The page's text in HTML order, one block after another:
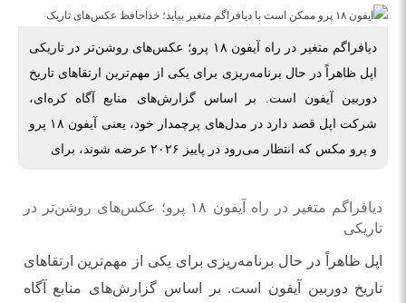
دیافراگم متغیر در راه آیفون ۱۸ پرو؛ عکس‌های روشن‌تر در تاریکی
اپل ظاهراً در حال برنامه‌ریزی برای یکی از مهم‌ترین ارتقاهای تاریخ
دوربین آیفون است. بر اساس گزارش‌های منابع آگاه کره‌ای،
شرکت اپل قصد دارد در مدل‌های پرچمدار خود، یعنی آیفون ۱۸ پرو
و پرو مکس که انتظار می‌رود در پاییز ۲۰۲۶ عرضه شوند، برای
دیافراگم متغیر در راه آیفون ۱۸ پرو؛ عکس‌های روشن‌تر در
تاریکی
اپل ظاهراً در حال برنامه‌ریزی برای یکی از مهم‌ترین ارتقاهای
تاریخ دوربین آیفون است. بر اساس گزارش‌های منابع آگاه